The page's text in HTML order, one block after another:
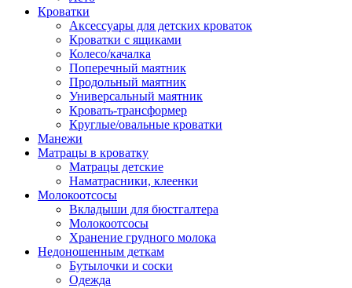
Кроватки
Аксессуары для детских кроваток
Кроватки с ящиками
Колесо/качалка
Поперечный маятник
Продольный маятник
Универсальный маятник
Кровать-трансформер
Круглые/овальные кроватки
Манежи
Матрацы в кроватку
Матрацы детские
Наматрасники, клеенки
Молокоотсосы
Вкладыши для бюстгалтера
Молокоотсосы
Хранение грудного молока
Недоношенным деткам
Бутылочки и соски
Одежда